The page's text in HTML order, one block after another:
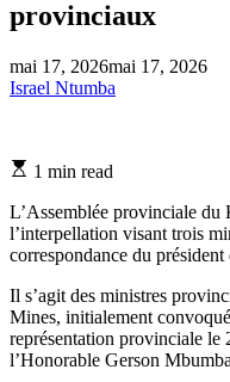
provinciaux
mai 17, 2026mai 17, 2026
Israel Ntumba
Estimated
time
1 min read
L’Assemblée provinciale du
l’interpellation visant trois
correspondance du
Il s’agit des ministres
Mines, initialement
représentation provinciale le
l’Honorable Gerson